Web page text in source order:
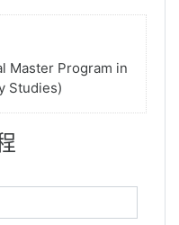
Master Program in
Studies)